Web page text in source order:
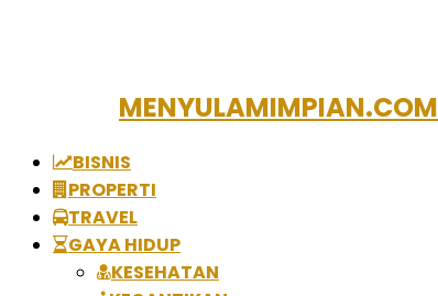
MENYULAMIMPIAN.COM
BISNIS
PROPERTI
TRAVEL
GAYA HIDUP
KESEHATAN